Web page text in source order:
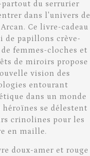
partout du serrurier
dans l'univers de
Ce livre-cadeau
de papillons crève-
femmes-cloches et
de miroirs propose
vision des
entourant
dans un monde
héroïnes se délestent
crinolines pour les
en maille.
doux-amer et rouge